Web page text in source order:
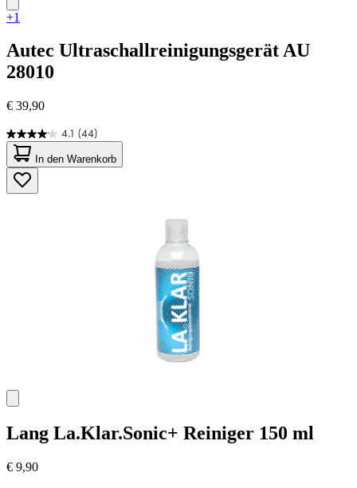
+1
Autec Ultraschallreinigungsgerät AU
28010
€ 39,90
4.1 (44)
4.1
von
5
Sternen.
44
In den Warenkorb
Lang La.Klar.Sonic+ Reiniger 150 ml
€ 9,90